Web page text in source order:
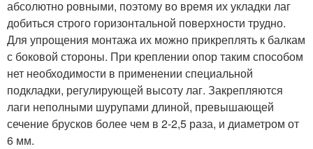
абсолютно ровными, поэтому во время их укладки лаг
добиться строго горизонтальной поверхности трудно.
Для упрощения монтажа их можно прикреплять к балкам
с боковой стороны. При креплении опор таким способом
нет необходимости в применении специальной
подкладки, регулирующей высоту лаг. Закрепляются
лаги неполными шурупами длиной, превышающей
сечение брусков более чем в 2-2,5 раза, и диаметром от
6 мм.